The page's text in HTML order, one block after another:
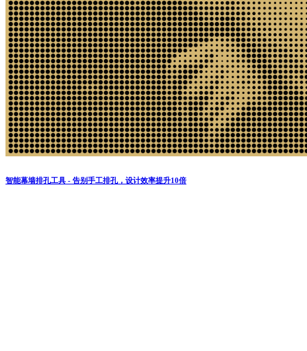
智能幕墙排孔工具 - 告别手工排孔，设计效率提升10倍